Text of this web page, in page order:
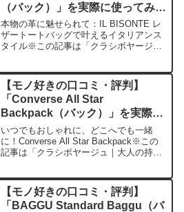
（バック）」を実際に使ってみた
正直感想
本物の革に魅せられて：IL BISONTE レ
ザートートバッグで叶えるイタリアンス
タイル※この記事は「クラシボヤージュ
ビスへの口コミ今日、編集部が紹介した
いのが「IL B...
【モノ好きの口コミ・評判】
「Converse All Star
Backpack（バック）」を実際に
使ってみた正直感想
いつでもおしゃれに、どこへでも一緒
に！Converse All Star Backpack※この
記事は「クラシボヤージュ｜大人の持ち
今日、編集部が紹介したいのが「Con...
【モノ好きの口コミ・評判】
「BAGGU Standard Baggu（バ